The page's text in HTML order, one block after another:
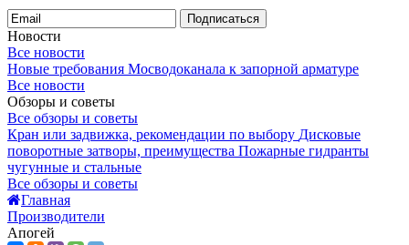
Подписаться
Новости
Все новости
Новые требования Мосводоканала к запорной арматуре
Все новости
Обзоры и советы
Все обзоры и советы
Кран или задвижка, рекомендации по выбору Дисковые
поворотные затворы, преимущества Пожарные гидранты
чугунные и стальные
Все обзоры и советы
Главная
Производители
Апогей